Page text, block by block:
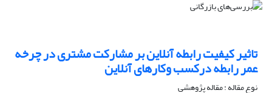
تاثیر کیفیت رابطه آنلاین بر مشارکت مشتری در چرخه
عمر رابطه درکسب وکارهای آنلاین
نوع مقاله : مقاله پژوهشی